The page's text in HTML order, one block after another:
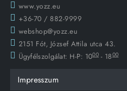
www.yozz.eu
+36-70 / 882-9999
webshop@yozz.eu
2151 Fót, József Attila utca 43.
Ügyfélszolgálat: H-P: 1000 - 1800
Impresszum